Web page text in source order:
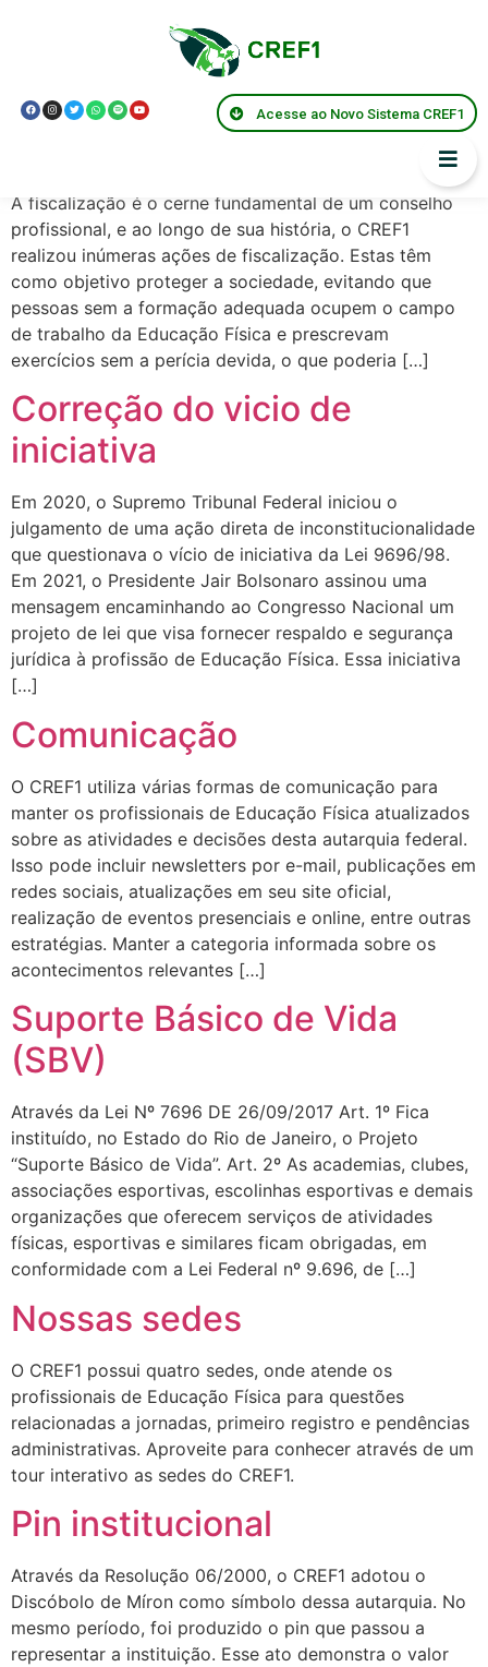
Acesse ao Novo Sistema CREF1
Presidentes:
Introdução
A fiscalização é o cerne fundamental de um conselho
profissional, e ao longo de sua história, o CREF1
realizou inúmeras ações de fiscalização. Estas têm
como objetivo proteger a sociedade, evitando que
pessoas sem a formação adequada ocupem o campo
de trabalho da Educação Física e prescrevam
exercícios sem a perícia devida, o que poderia […]
Correção do vicio de
iniciativa
Em 2020, o Supremo Tribunal Federal iniciou o
julgamento de uma ação direta de inconstitucionalidade
que questionava o vício de iniciativa da Lei 9696/98.
Em 2021, o Presidente Jair Bolsonaro assinou uma
mensagem encaminhando ao Congresso Nacional um
projeto de lei que visa fornecer respaldo e segurança
jurídica à profissão de Educação Física. Essa iniciativa
[…]
Comunicação
O CREF1 utiliza várias formas de comunicação para
manter os profissionais de Educação Física atualizados
sobre as atividades e decisões desta autarquia federal.
Isso pode incluir newsletters por e-mail, publicações em
redes sociais, atualizações em seu site oficial,
realização de eventos presenciais e online, entre outras
estratégias. Manter a categoria informada sobre os
acontecimentos relevantes […]
Suporte Básico de Vida
(SBV)
Através da Lei Nº 7696 DE 26/09/2017 Art. 1º Fica
instituído, no Estado do Rio de Janeiro, o Projeto
“Suporte Básico de Vida”. Art. 2º As academias, clubes,
associações esportivas, escolinhas esportivas e demais
organizações que oferecem serviços de atividades
físicas, esportivas e similares ficam obrigadas, em
conformidade com a Lei Federal nº 9.696, de […]
Nossas sedes
O CREF1 possui quatro sedes, onde atende os
profissionais de Educação Física para questões
relacionadas a jornadas, primeiro registro e pendências
administrativas. Aproveite para conhecer através de um
tour interativo as sedes do CREF1.
Pin institucional
Através da Resolução 06/2000, o CREF1 adotou o
Discóbolo de Míron como símbolo dessa autarquia. No
mesmo período, foi produzido o pin que passou a
representar a instituição. Esse ato demonstra o valor